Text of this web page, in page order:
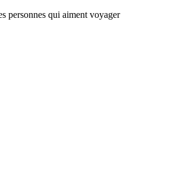
personnes qui aiment voyager